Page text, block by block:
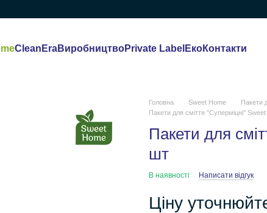
CleanEraВиробництвоPrivate Label ЕкоКонтакти
Головна Sweet Home Пакети
Пакети для сміття "Суперміцні"
Пакети для
шт
В наявності Написати відгук
Ціну